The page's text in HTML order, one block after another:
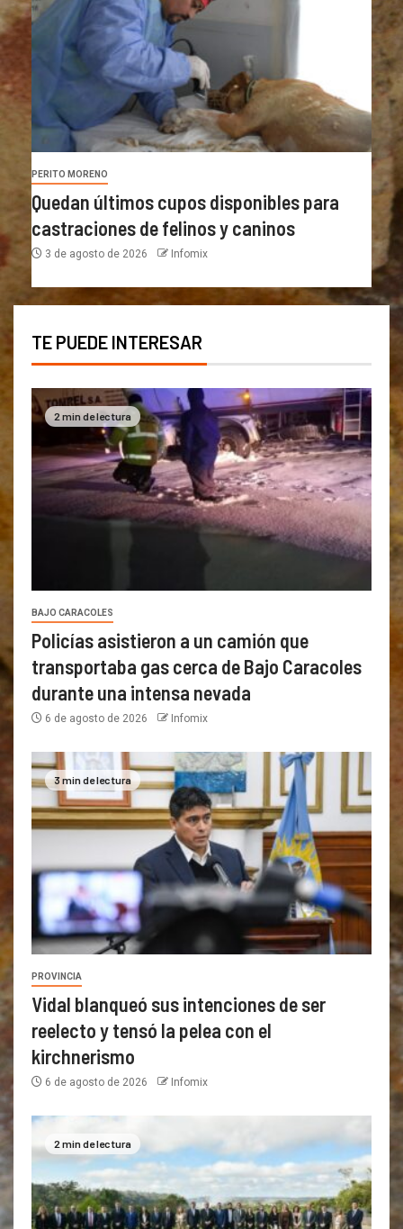
PERITO MORENO
Quedan últimos cupos disponibles para
castraciones de felinos y caninos
3 de agosto de 2026 Infomix
TE PUEDE INTERESAR
2 min de lectura
BAJO CARACOLES
Policías asistieron a un camión que
transportaba gas cerca de Bajo Caracoles
durante una intensa nevada
6 de agosto de 2026 Infomix
3 min de lectura
PROVINCIA
Vidal blanqueó sus intenciones de ser
reelecto y tensó la pelea con el
kirchnerismo
6 de agosto de 2026 Infomix
2 min de lectura